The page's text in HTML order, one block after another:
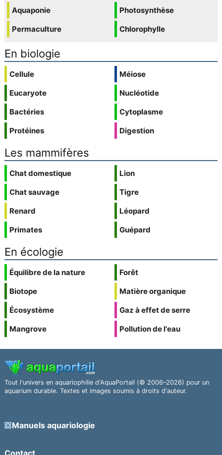
Aquaponie
Permaculture
Photosynthèse
Chlorophylle
En biologie
Cellule
Eucaryote
Bactéries
Protéines
Méiose
Nucléotide
Cytoplasme
Digestion
Les mammifères
Chat domestique
Chat sauvage
Renard
Primates
Lion
Tigre
Léopard
Guépard
En écologie
Équilibre de la nature
Biotope
Écosystème
Mangrove
Forêt
Matière organique
Gaz à effet de serre
Pollution de l'eau
Tout l'univers en aquariophilie d'AquaPortail (© 2006–2026) pour un
aquarium durable. Textes et images soumis à droits d'auteur.
Manuels aquariologie